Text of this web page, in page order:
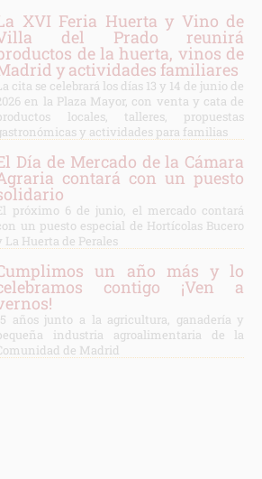
XVI Feria Huerta y Vino de
del Prado reunirá
de la huerta, vinos de
y actividades familiares
cita se celebrará los días 13 y 14 de junio de
en la Plaza Mayor, con venta y cata de
locales, talleres, propuestas
y actividades para familias
Día de Mercado de la Cámara
contará con un puesto
próximo 6 de junio, el mercado contará
un puesto especial de Hortícolas Bucero
La Huerta de Perales
un año más y lo
contigo ¡Ven a
años junto a la agricultura, ganadería y
industria agroalimentaria de la
de Madrid